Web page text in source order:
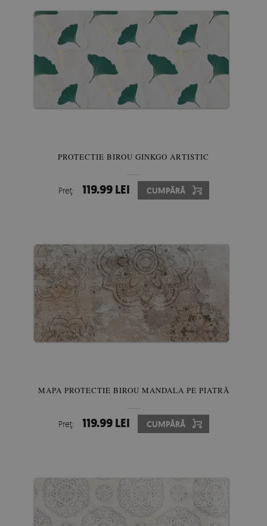
PROTECTIE BIROU GINKGO ARTISTIC
Preţ: 119.99 LEI CUMPĂRĂ
MAPA PROTECTIE BIROU MANDALA PE PIATRĂ
Preţ: 119.99 LEI CUMPĂRĂ